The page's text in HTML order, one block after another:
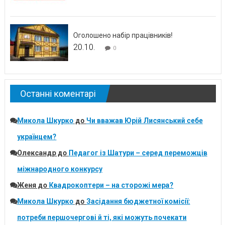
Оголошено набір працівників!
20.10. 0
Останні коментарі
Микола Шкурко до Чи вважав Юрій Лисянський себе
українцем?
Олександрдо Педагог із Шатури – серед переможців
міжнародного конкурсу
Женя до Квадрокоптери – на сторожі мера?
Микола Шкурко до Засідання бюджетної комісії:
потреби першочергові й ті, які можуть почекати